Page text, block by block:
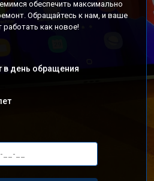
обеспечить максимально
Обращайтесь к нам, и ваше
работать как новое!
в день обращения